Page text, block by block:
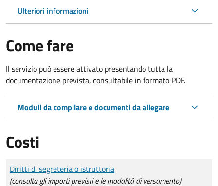
Ulteriori informazioni
Come fare
Il servizio può essere attivato presentando tutta la
documentazione prevista, consultabile in formato PDF.
Moduli da compilare e documenti da allegare
Costi
Tipo di pagamento
Importo
Diritti di segreteria o istruttoria
(consulta gli importi previsti e le modalità di versamento)